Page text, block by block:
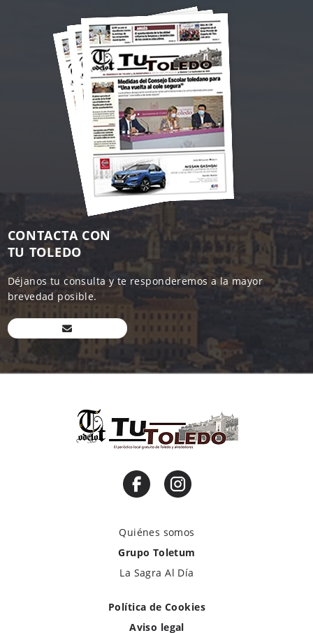
CONTACTA CON
TU TOLEDO
Déjanos tu consulta y te responderemos a la mayor
brevedad posible.
Quiénes somos
Grupo Toletum
La Sagra Al Día
Política de Cookies
Aviso legal